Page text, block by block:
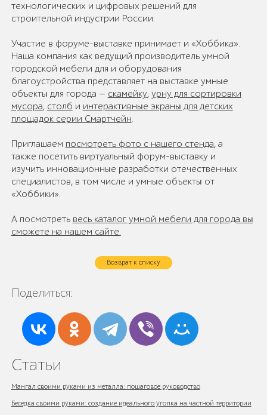
технологических и цифровых решений для
строительной индустрии России.
Участие в форуме-выставке принимает и «Хоббика».
Наша компания как ведущий производитель умной
городской мебели для и оборудования
благоустройства представляет на выставке умные
объекты для города — скамейку, урну для сортировки
мусора, столб и интерактивные экраны для детских
площадок серии Смартчейн.
Приглашаем посмотреть фото с нашего стенда, а
также посетить виртуальный форум-выставку и
изучить инновационные разработки отечественных
специалистов, в том числе и умные объекты от
«Хоббики».
А посмотреть весь каталог умной мебели для города вы
сможете на нашем сайте.
Возврат к списку
Поделиться:
Статьи
Мангал своими руками из металла: пошаговое руководство
Беседка своими руками: создание идеального уголка на частной территории